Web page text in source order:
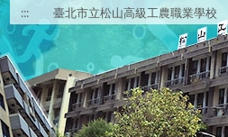
::: 臺北市立松山高級工農職業學校